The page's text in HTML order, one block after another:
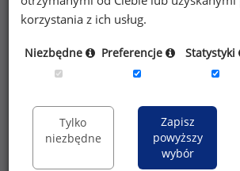
Kobiety
korzystania z ich usług.
Niezbędne Preferencje Statystyki
Tylko
niezbędne
Zapisz
powyższy
wybór